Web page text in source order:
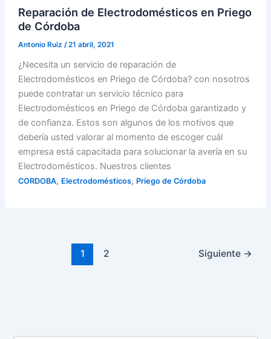
Reparación de Electrodomésticos en Priego
de Córdoba
Antonio Ruiz /21 abril, 2021
¿Necesita un servicio de reparación de
Electrodomésticos en Priego de Córdoba? con nosotros
puede contratar un servicio técnico para
Electrodomésticos en Priego de Córdoba garantizado y
de confianza. Estos son algunos de los motivos que
debería usted valorar al momento de escoger cuál
empresa está capacitada para solucionar la avería en su
Electrodomésticos. Nuestros clientes
CORDOBA, Electrodomésticos, Priego de Córdoba
1 2 Siguiente →